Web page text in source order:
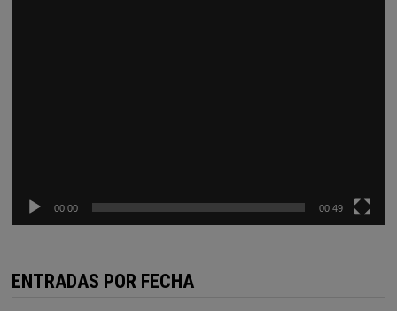
00:00 00:49
ENTRADAS POR FECHA